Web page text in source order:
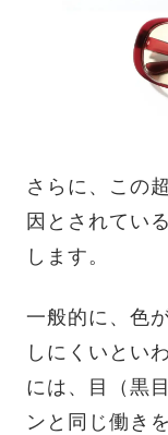
さらに、この
因とされてい
します。
一般的に、色
しにくいとい
には、目（黒
ンと同じ働き